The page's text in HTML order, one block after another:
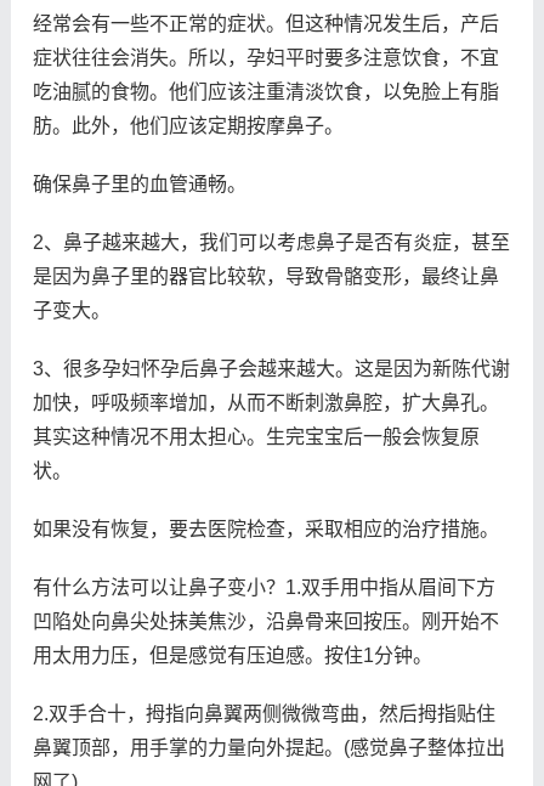
经常会有一些不正常的症状。但这种情况发生后，产后
症状往往会消失。所以，孕妇平时要多注意饮食，不宜
吃油腻的食物。他们应该注重清淡饮食，以免脸上有脂
肪。此外，他们应该定期按摩鼻子。
确保鼻子里的血管通畅。
2、鼻子越来越大，我们可以考虑鼻子是否有炎症，甚至
是因为鼻子里的器官比较软，导致骨骼变形，最终让鼻
子变大。
3、很多孕妇怀孕后鼻子会越来越大。这是因为新陈代谢
加快，呼吸频率增加，从而不断刺激鼻腔，扩大鼻孔。
其实这种情况不用太担心。生完宝宝后一般会恢复原
状。
如果没有恢复，要去医院检查，采取相应的治疗措施。
有什么方法可以让鼻子变小？1.双手用中指从眉间下方
凹陷处向鼻尖处抹美焦沙，沿鼻骨来回按压。刚开始不
用太用力压，但是感觉有压迫感。按住1分钟。
2.双手合十，拇指向鼻翼两侧微微弯曲，然后拇指贴住
鼻翼顶部，用手掌的力量向外提起。(感觉鼻子整体拉出
网了)